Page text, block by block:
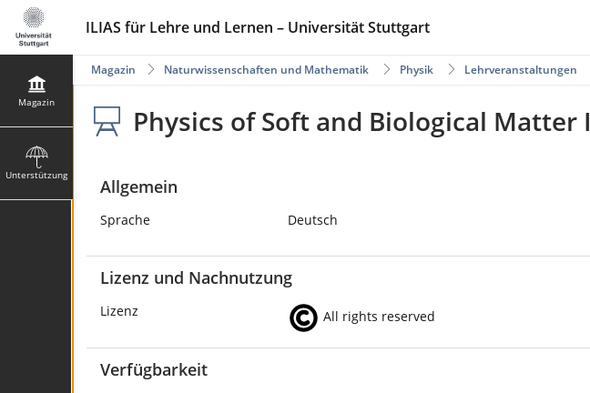
ILIAS für Lehre und Lernen – Universität Stuttgart
Magazin
Unterstützung
Lehrveranstaltungen
Physik
Naturwissenschaften und Mathematik
Magazin
Physics of Soft and Biological Matter I
Allgemein
Sprache Deutsch
Lizenz und Nachnutzung
Lizenz All rights reserved
Verfügbarkeit